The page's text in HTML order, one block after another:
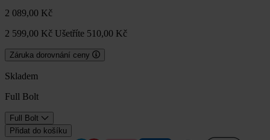
2 089,00 Kč
2 599,00 Kč Ušetříte 510,00 Kč
Záruka dorovnání ceny
Skladem
Full Bolt
Full Bolt
Přidat do košíku